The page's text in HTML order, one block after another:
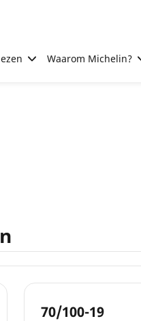
Waarom Michelin?
70/100-19